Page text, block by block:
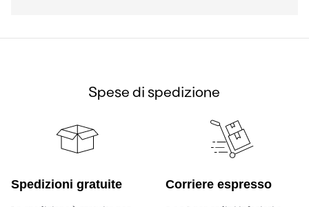
Spese di spedizione
Spedizioni gratuite Corriere espresso